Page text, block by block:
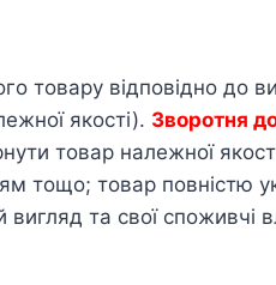
товару відповідно до
якості). Зворотня
товар належної
тощо; товар
та свої споживчі